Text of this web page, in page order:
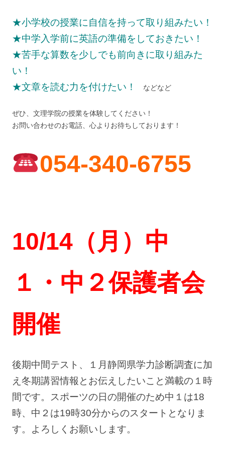
★小学校の授業に自信を持って取り組みたい！
★中学入学前に英語の準備をしておきたい！
★苦手な算数を少しでも前向きに取り組みた
い！
★文章を読む力を付けたい！
などなど
ぜひ、文理学院の授業を体験してください！
お問い合わせのお電話、心よりお待ちしております！
054-340-6755
10/14（月）中
１・中２保護者会
開催
後期中間テスト、１月静岡県学力診断調査に加
え冬期講習情報とお伝えしたいこと満載の１時
間です。スポーツの日の開催のため中１は18
時、中２は19時30分からのスタートとなりま
す。よろしくお願いします。